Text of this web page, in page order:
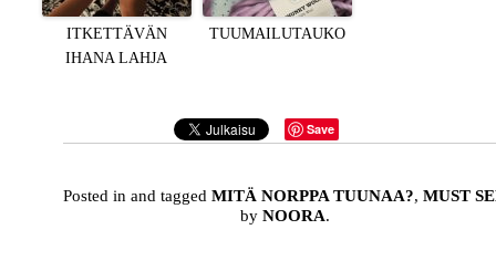
ITKETTÄVÄN
IHANA LAHJA
TUUMAILUTAUKO
Save
Posted in and taggedMITÄ NORPPA TUUNAA?,MUST
by NOORA.